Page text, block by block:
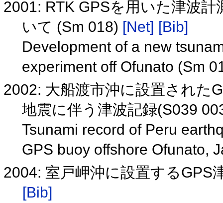
2001: RTK GPSを用いた津波
いて (Sm 018) [Net] [Bib]
Development of a new
experiment off Ofunato (Sm
2002: 大船渡市沖に設置された
地震に伴う津波記録(S039
Tsunami record of Peru
GPS buoy offshore Ofunato,
2004: 室戸岬沖に設置する
[Bib]